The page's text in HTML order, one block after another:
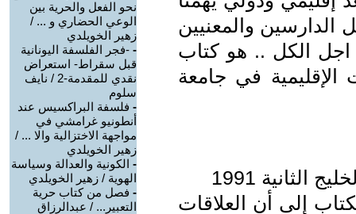
الدارسين والمعنيين
اجل الكل .. هو كتاب
في جامعة
1991
إلى أن العلاقات
نحو الفعل والحرية بين
الوعي الحضاري و ... /
زهير الخويلدي
- -فجر الفلسفة اليونانية
قبل سقراط- استعراض
نقدي للمقدمة-2 / نايف
سلوم
- فلسفة البراكسيس عند
أنطونيو غرامشي في
مواجهة الاختزالية والا ... /
زهير الخويلدي
- الكونية والعدالة وسياسة
الهوية / زهير الخويلدي
- فصل من كتاب حرية
التعبير... / عبدالرزاق